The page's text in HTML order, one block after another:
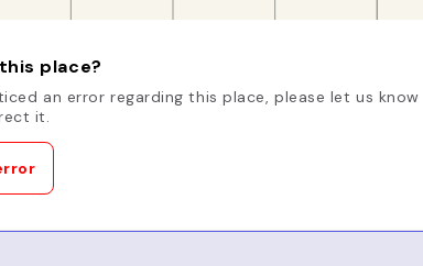
place?
an error regarding this place, please let us know
it.